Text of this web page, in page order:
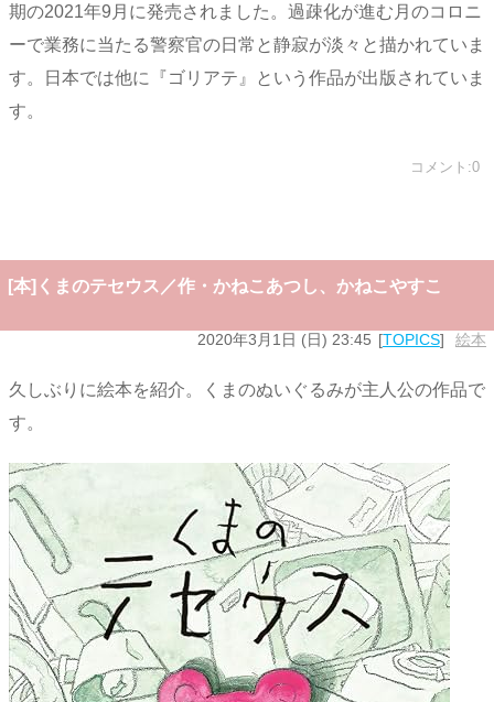
期の2021年9月に発売されました。過疎化が進む月のコロニ
ーで業務に当たる警察官の日常と静寂が淡々と描かれていま
す。日本では他に『ゴリアテ』という作品が出版されていま
す。
コメント:0
[本]くまのテセウス／作・かねこあつし、かねこやすこ
2020年3月1日 (日) 23:45 TOPICS 絵本
久しぶりに絵本を紹介。くまのぬいぐるみが主人公の作品で
す。